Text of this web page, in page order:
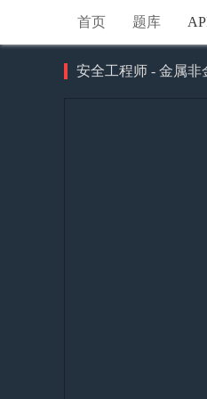
首页 题库
安全工程师 - 金属